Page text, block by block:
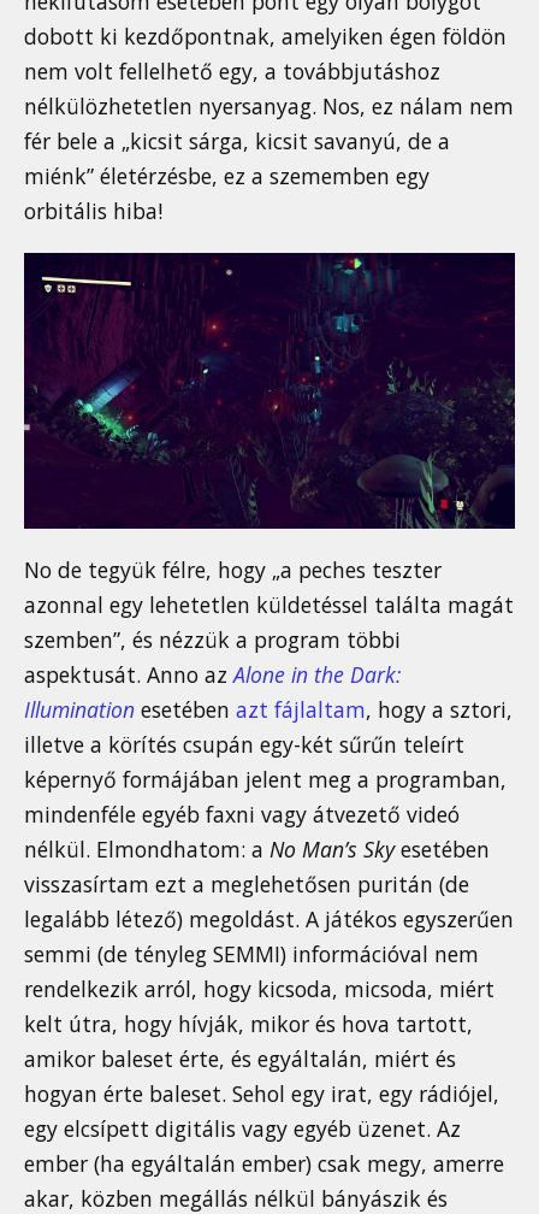
dobott ki kezdőpontnak, amelyiken égen földön
nem volt fellelhető egy, a továbbjutáshoz
nélkülözhetetlen nyersanyag. Nos, ez nálam nem
fér bele a „kicsit sárga, kicsit savanyú, de a
miénk” életérzésbe, ez a szememben egy
orbitális hiba!
No de tegyük félre, hogy „a peches teszter
azonnal egy lehetetlen küldetéssel találta magát
szemben”, és nézzük a program többi
aspektusát. Anno azAlone in the Dark:
Illumination esetében azt fájlaltam, hogy a sztori,
illetve a körítés csupán egy-két sűrűn teleírt
képernyő formájában jelent meg a programban,
mindenféle egyéb faxni vagy átvezető videó
nélkül. Elmondhatom: a No Man’s Skyesetében
visszasírtam ezt a meglehetősen puritán (de
legalább létező) megoldást. A játékos egyszerűen
semmi (de tényleg SEMMI) információval nem
rendelkezik arról, hogy kicsoda, micsoda, miért
kelt útra, hogy hívják, mikor és hova tartott,
amikor baleset érte, és egyáltalán, miért és
hogyan érte baleset. Sehol egy irat, egy rádiójel,
egy elcsípett digitális vagy egyéb üzenet. Az
ember (ha egyáltalán ember) csak megy, amerre
akar, közben megállás nélkül bányászik és